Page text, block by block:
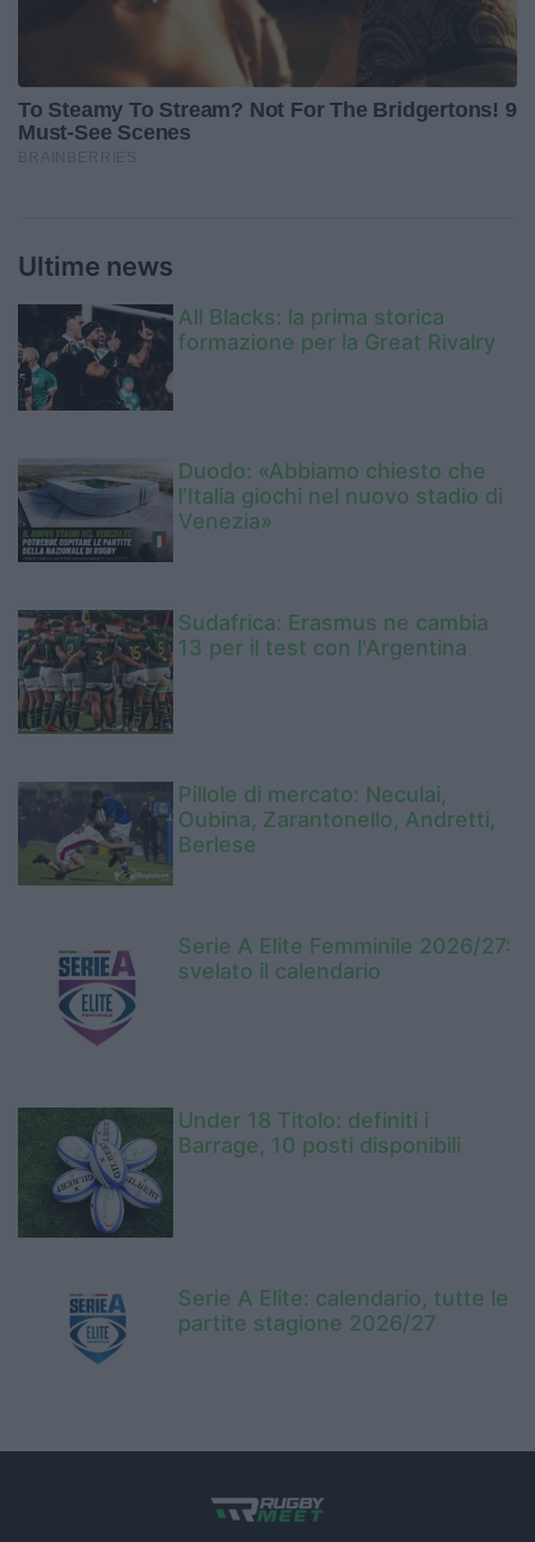
Ultime news
All Blacks: la prima storica
formazione per la Great Rivalry
Duodo: «Abbiamo chiesto che
l’Italia giochi nel nuovo stadio di
Venezia»
Sudafrica: Erasmus ne cambia
13 per il test con l'Argentina
Pillole di mercato: Neculai,
Oubina, Zarantonello, Andretti,
Berlese
Serie A Elite Femminile 2026/27:
svelato il calendario
Under 18 Titolo: definiti i
Barrage, 10 posti disponibili
Serie A Elite: calendario, tutte le
partite stagione 2026/27